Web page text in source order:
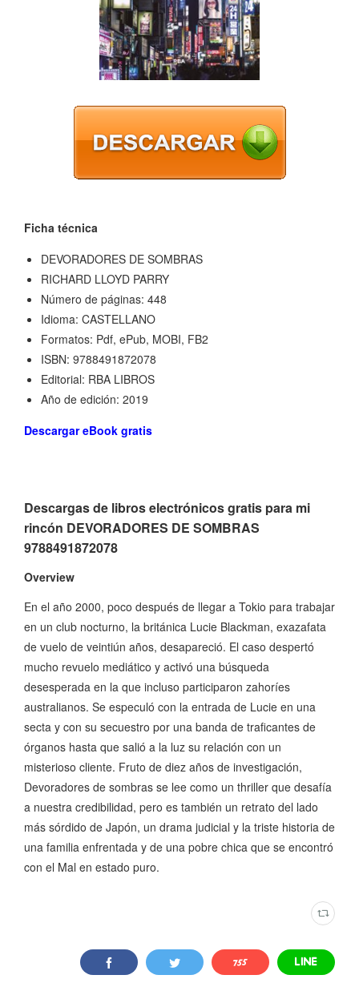
Ficha técnica
DEVORADORES DE SOMBRAS
RICHARD LLOYD PARRY
Número de páginas: 448
Idioma: CASTELLANO
Formatos: Pdf, ePub, MOBI, FB2
ISBN: 9788491872078
Editorial: RBA LIBROS
Año de edición: 2019
Descargar eBook gratis
Descargas de libros electrónicos gratis para mi
rincón DEVORADORES DE SOMBRAS
9788491872078
Overview
En el año 2000, poco después de llegar a Tokio para trabajar
en un club nocturno, la británica Lucie Blackman, exazafata
de vuelo de veintiún años, desapareció. El caso despertó
mucho revuelo mediático y activó una búsqueda
desesperada en la que incluso participaron zahoríes
australianos. Se especuló con la entrada de Lucie en una
secta y con su secuestro por una banda de traficantes de
órganos hasta que salió a la luz su relación con un
misterioso cliente. Fruto de diez años de investigación,
Devoradores de sombras se lee como un thriller que desafía
a nuestra credibilidad, pero es también un retrato del lado
más sórdido de Japón, un drama judicial y la triste historia de
una familia enfrentada y de una pobre chica que se encontró
con el Mal en estado puro.